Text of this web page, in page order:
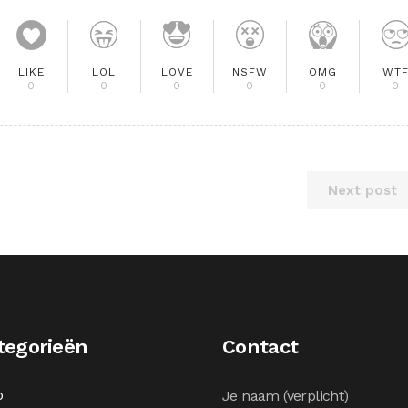
LIKE
0
LOL
0
LOVE
0
NSFW
0
OMG
0
WTF
0
Next post
Contact
Je naam (verplicht)